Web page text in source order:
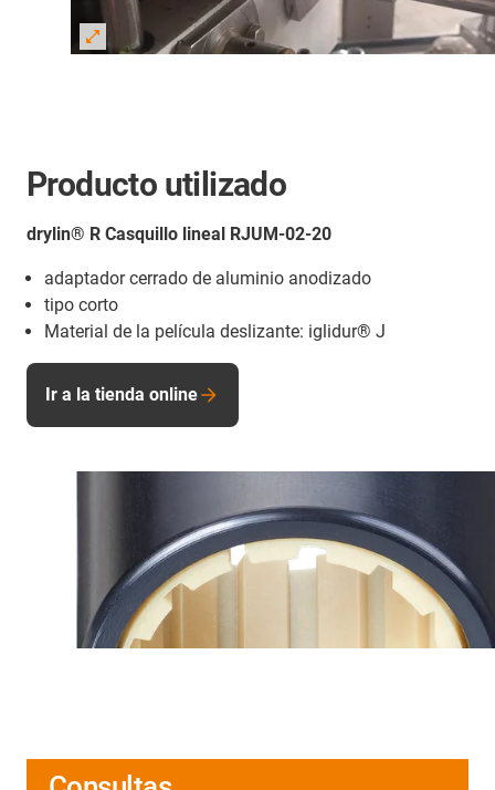
Producto utilizado
drylin® R Casquillo lineal RJUM-02-20
adaptador cerrado de aluminio anodizado
tipo corto
Material de la película deslizante: iglidur® J
Ir a la tienda online